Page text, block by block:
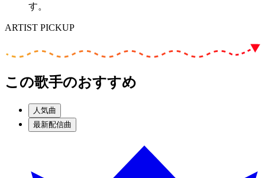
す。
ARTIST PICKUP
この歌手のおすすめ
人気曲
最新配信曲